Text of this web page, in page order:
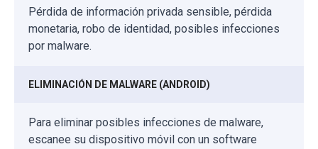
Pérdida de información privada sensible, pérdida
monetaria, robo de identidad, posibles infecciones
por malware.
ELIMINACIÓN DE MALWARE (ANDROID)
Para eliminar posibles infecciones de malware,
escanee su dispositivo móvil con un software